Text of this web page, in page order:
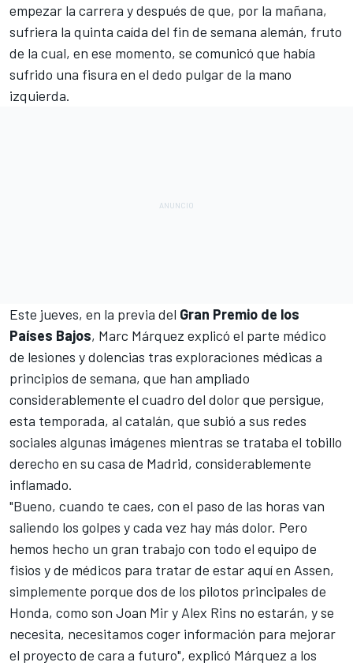
empezar la carrera y después de que, por la mañana,
sufriera la quinta caída del fin de semana alemán, fruto
de la cual, en ese momento, se comunicó que había
sufrido una fisura en el dedo pulgar de la mano
izquierda.
Este jueves, en la previa del Gran Premio de los
Países Bajos, Marc Márquez explicó el parte médico
de lesiones y dolencias tras exploraciones médicas a
principios de semana, que han ampliado
considerablemente el cuadro del dolor que persigue,
esta temporada, al catalán, que subió a sus redes
sociales algunas imágenes mientras se trataba el tobillo
derecho en su casa de Madrid, considerablemente
inflamado.
"Bueno, cuando te caes, con el paso de las horas van
saliendo los golpes y cada vez hay más dolor. Pero
hemos hecho un gran trabajo con todo el equipo de
fisios y de médicos para tratar de estar aquí en Assen,
simplemente porque dos de los pilotos principales de
Honda, como son Joan Miry Alex Rins no estarán, y se
necesita, necesitamos coger información para mejorar
el proyecto de cara a futuro", explicó Márquez a los